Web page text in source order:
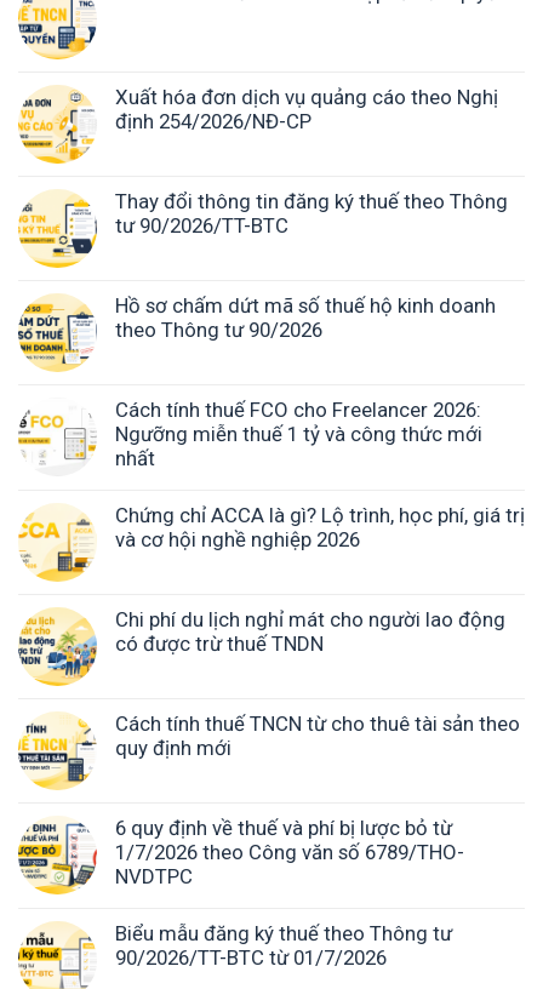
Xuất hóa đơn dịch vụ quảng cáo theo Nghị
định 254/2026/NĐ-CP
Thay đổi thông tin đăng ký thuế theo Thông
tư 90/2026/TT-BTC
Hồ sơ chấm dứt mã số thuế hộ kinh doanh
theo Thông tư 90/2026
Cách tính thuế FCO cho Freelancer 2026:
Ngưỡng miễn thuế 1 tỷ và công thức mới
nhất
Chứng chỉ ACCA là gì? Lộ trình, học phí, giá trị
và cơ hội nghề nghiệp 2026
Chi phí du lịch nghỉ mát cho người lao động
có được trừ thuế TNDN
Cách tính thuế TNCN từ cho thuê tài sản theo
quy định mới
6 quy định về thuế và phí bị lược bỏ từ
1/7/2026 theo Công văn số 6789/THO-
NVDTPC
Biểu mẫu đăng ký thuế theo Thông tư
90/2026/TT-BTC từ 01/7/2026